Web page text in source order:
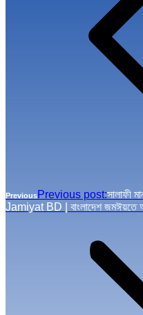
PreviousPrevious post:সালাফী
Jamiyat BD | বাংলাদেশ জমঈয়তে